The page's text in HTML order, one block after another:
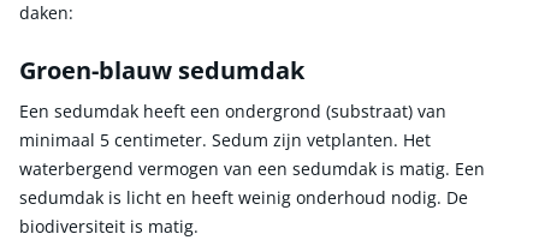
daken:
Groen-blauw sedumdak
Een sedumdak heeft een ondergrond (substraat) van
minimaal 5 centimeter. Sedum zijn vetplanten. Het
waterbergend vermogen van een sedumdak is matig. Een
sedumdak is licht en heeft weinig onderhoud nodig. De
biodiversiteit is matig.